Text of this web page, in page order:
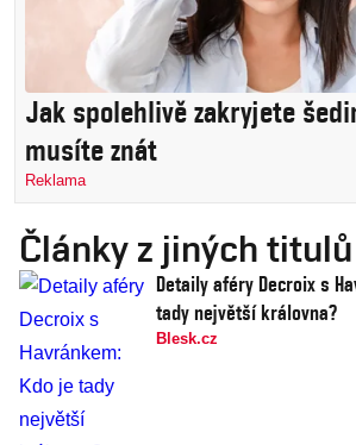
Jak spolehlivě zakryjete
musíte znát
Reklama
Články z jiných titulů
Detaily aféry Decroix s
tady největší královna?
Blesk.cz